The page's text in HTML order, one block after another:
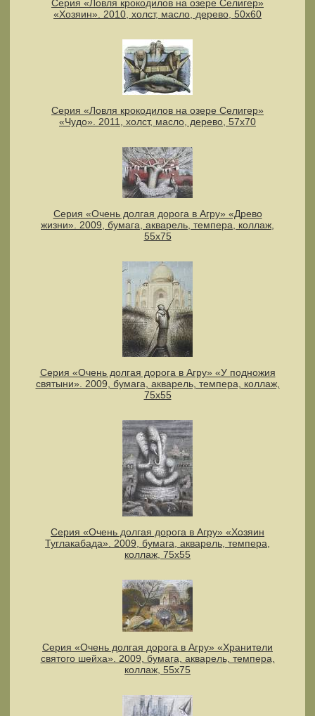
Серия «Ловля крокодилов на озере Селигер»
«Хозяин». 2010, холст, масло, дерево, 50х60
Серия «Ловля крокодилов на озере Селигер»
«Чудо». 2011, холст, масло, дерево, 57х70
Серия «Очень долгая дорога в Агру» «Древо
жизни». 2009, бумага, акварель, темпера, коллаж,
55х75
Серия «Очень долгая дорога в Агру» «У подножия
святыни». 2009, бумага, акварель, темпера, коллаж,
75х55
Серия «Очень долгая дорога в Агру» «Хозяин
Туглакабада». 2009, бумага, акварель, темпера,
коллаж, 75х55
Серия «Очень долгая дорога в Агру» «Хранители
святого шейха». 2009, бумага, акварель, темпера,
коллаж, 55х75